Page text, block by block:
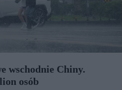
wschodnie Chiny.
osób